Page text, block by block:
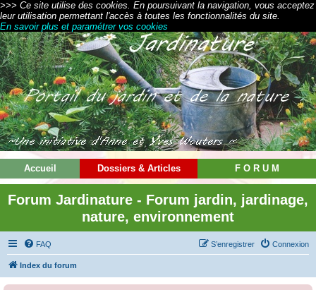
>>> Ce site utilise des cookies. En poursuivant la navigation, vous acceptez
leur utilisation permettant l'accès à toutes les fonctionnalités du site.
En savoir plus et paramétrer vos cookies
Accueil Dossiers & Articles F O R U M
Forum Jardinature - Forum jardin, jardinage,
nature, environnement
FAQ Connexion
S’enregistrer
Index du forum